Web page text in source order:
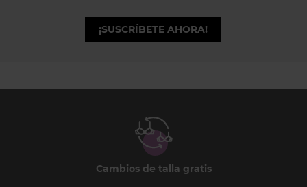
¡SUSCRÍBETE AHORA!
Cambios de talla gratis